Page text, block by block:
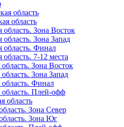
область
область
область. Зона Восток
область. Зона Запад
область. Финал
область. 7-12 места
область. Зона Восток
область. Зона Запад
область. Финал
область. Плей-офф
область
Зона Север
Зона Юг